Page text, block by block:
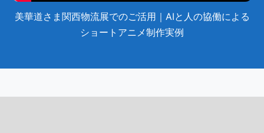
美華道さま関西物流展でのご活用｜AIと人の協働による
ショートアニメ制作実例